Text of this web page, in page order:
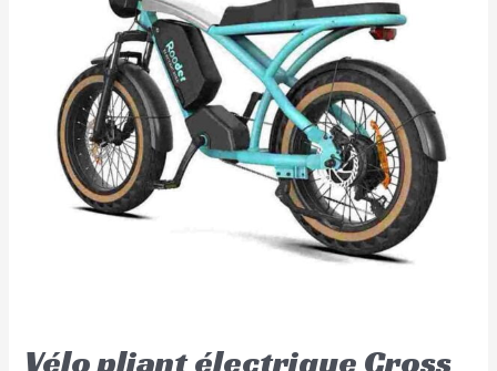
Vélo pliant électrique Cross